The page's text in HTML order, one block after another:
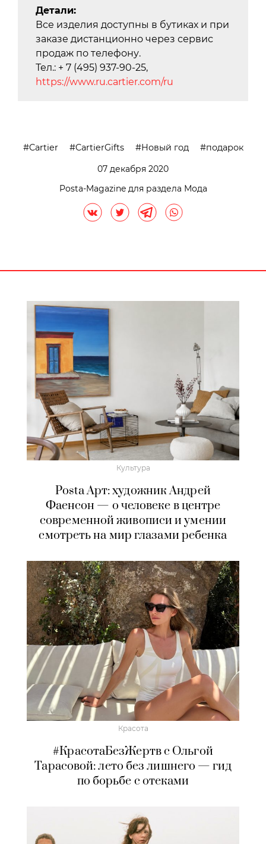
Детали:
Все изделия доступны в бутиках и при
заказе дистанционно через сервис
продаж по телефону.
Тел.: + 7 (495) 937-90-25,
https://www.ru.cartier.com/ru
Cartier CartierGifts Новый год
подарок
07 декабря 2020
Posta-Magazine для раздела Мода
Культура
Posta Арт: художник Андрей
Фаенсон — о человеке в центре
современной живописи и умении
смотреть на мир глазами ребенка
Красота
#КрасотаБезЖертв с Ольгой
Тарасовой: лето без лишнего — гид
по борьбе с отеками